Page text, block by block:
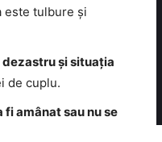
este tulbure și
dezastru și situația
de cuplu.
amânat sau nu se